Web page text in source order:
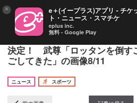
4/29『ONE SAMURAI 1』でロ
決定！ 武尊「ロッタンを倒す
ごしてきた」の画像8/11
ニュース
スポーツ
× e＋(イープラス)アプリ - チケ
ト・ニュース・スマチケ
eplus inc.
無料 - Google Play